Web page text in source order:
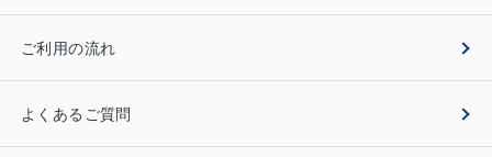
ご利用の流れ
よくあるご質問